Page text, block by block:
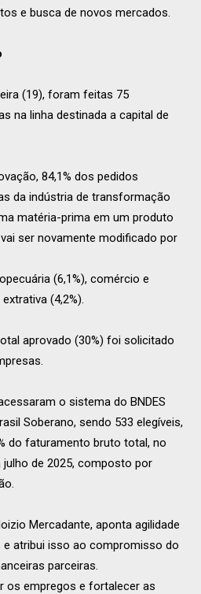
e busca de novos mercados.
(19), foram feitas 75
na linha destinada a capital de
84,1% dos pedidos
da indústria de transformação
matéria-prima em um produto
ser novamente modificado por
(6,1%), comércio e
(4,2%).
aprovado (30%) foi solicitado
o sistema do BNDES
Soberano, sendo 533 elegíveis,
do faturamento bruto total, no
julho de 2025, composto por
Mercadante, aponta agilidade
atribui isso ao compromisso do
parceiras.
os empregos e fortalecer as